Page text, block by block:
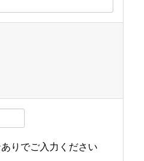
りでご入力ください